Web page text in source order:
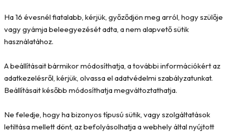
Ha 16 évesnél fiatalabb, kérjük, győződjön meg arról, hogy szülője
vagy gyámja beleegyezését adta, a nem alapvető sütik
használatához.
A beállításait bármikor módosíthatja, a további információkért az
adatkezelésről, kérjük, olvassa el adatvédelmi szabályzatunkat.
Beállításait később módosíthatja megváltoztathatja.
Ne feledje, hogy ha bizonyos típusú sütik, vagy szolgáltatások
letiltása mellett dönt, az befolyásolhatja a webhely által nyújtott